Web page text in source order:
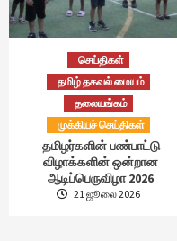
செய்திகள்
தமிழ் தகவல் மையம்
தலையங்கம்
முக்கியச் செய்திகள்
தமிழர்களின் பண்பாட்டு
விழாக்களின் ஒன்றான
ஆடிப்பெருவிழா 2026
21 ஜூலை 2026